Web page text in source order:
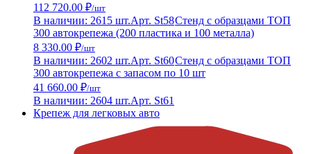
112 720.00 ₽/шт
В наличии: 2615 шт.Арт. St58Стенд с образцами ТОП
300 автокрепежа (200 пластика и 100 металла)
8 330.00 ₽/шт
В наличии: 2602 шт.Арт. St60Стенд с образцами ТОП
300 автокрепежа с запасом по 10 шт
41 660.00 ₽/шт
В наличии: 2604 шт.Арт. St61
Крепеж для легковых авто